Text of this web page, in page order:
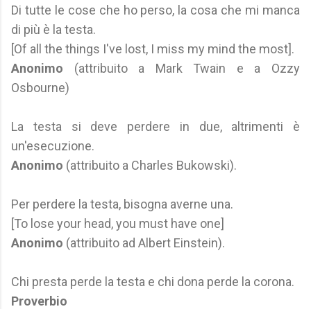
Di tutte le cose che ho perso, la cosa che mi manca
di più è la testa.
[Of all the things I've lost, I miss my mind the most].
Anonimo (attribuito a Mark Twain e a Ozzy
Osbourne)
La testa si deve perdere in due, altrimenti è
un'esecuzione.
Anonimo (attribuito a Charles Bukowski).
Per perdere la testa, bisogna averne una.
[To lose your head, you must have one]
Anonimo (attribuito ad Albert Einstein).
Chi presta perde la testa e chi dona perde la corona.
Proverbio